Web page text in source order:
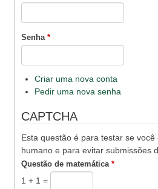
Senha *
Criar uma nova conta
Pedir uma nova senha
CAPTCHA
Esta questão é para testar se
humano e para evitar submissões
Questão de matemática *
1 + 1 =